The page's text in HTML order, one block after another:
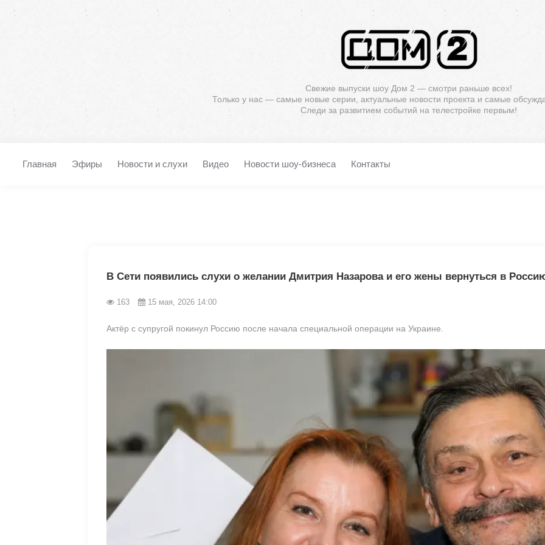
Свежие выпуски шоу Дом 2 — смотри раньше всех!
Только у нас — самые новые серии, актуальные новости проекта и самые
Следи за развитием событий на телестройке первым!
Главная Эфиры Новости и слухи Видео Новости шоу-бизнеса Контакты
В Сети появились слухи о желании Дмитрия Назарова и его жены вернуться в
163 15 мая, 2026 14:00
Актёр с супругой покинул Россию после начала специальной операции на Украине.